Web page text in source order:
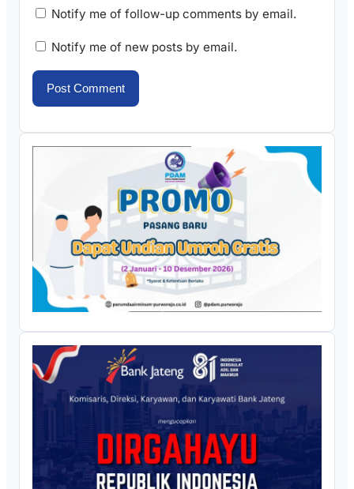
Notify me of follow-up comments by email.
Notify me of new posts by email.